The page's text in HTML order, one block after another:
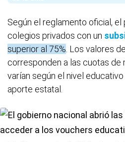
Según el reglamento oficial, el
colegios privados con un
superior al 75% . Los valores
corresponden a las cuotas de
varían según el nivel
aporte estatal.